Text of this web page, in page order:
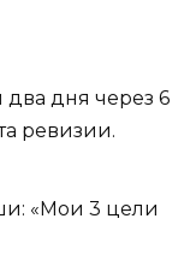
дня через 6
ревизии.
«Мои 3 цели